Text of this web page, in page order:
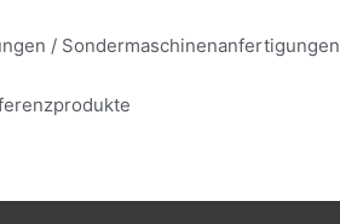
/ Sondermaschinenanfertigungen